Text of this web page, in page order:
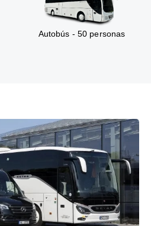
Autobús - 50 personas